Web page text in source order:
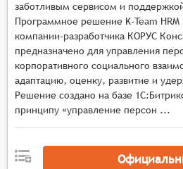
заботливым сервисом и
Программное решение K-Team
компании-разработчика КОРУС
предназначено для управления
корпоративного социального
адаптацию, оценку, развитие и
Решение создано на базе
принципу «управление персон ...